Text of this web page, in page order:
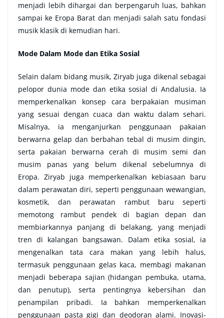
menjadi lebih dihargai dan berpengaruh luas, bahkan
sampai ke Eropa Barat dan menjadi salah satu fondasi
musik klasik di kemudian hari.
Mode Dalam Mode dan Etika Sosial
Selain dalam bidang musik, Ziryab juga dikenal sebagai
pelopor dunia mode dan etika sosial di Andalusia. Ia
memperkenalkan konsep cara berpakaian musiman
yang sesuai dengan cuaca dan waktu dalam sehari.
Misalnya, ia menganjurkan penggunaan pakaian
berwarna gelap dan berbahan tebal di musim dingin,
serta pakaian berwarna cerah di musim semi dan
musim panas yang belum dikenal sebelumnya di
Eropa. Ziryab juga memperkenalkan kebiasaan baru
dalam perawatan diri, seperti penggunaan wewangian,
kosmetik, dan perawatan rambut baru seperti
memotong rambut pendek di bagian depan dan
membiarkannya panjang di belakang, yang menjadi
tren di kalangan bangsawan.
Dalam etika sosial, ia
mengenalkan tata cara makan yang lebih halus,
termasuk penggunaan gelas kaca, membagi makanan
menjadi beberapa sajian (hidangan pembuka, utama,
dan penutup), serta pentingnya kebersihan dan
penampilan pribadi. Ia bahkan memperkenalkan
penggunaan pasta gigi dan deodoran alami. Inovasi-